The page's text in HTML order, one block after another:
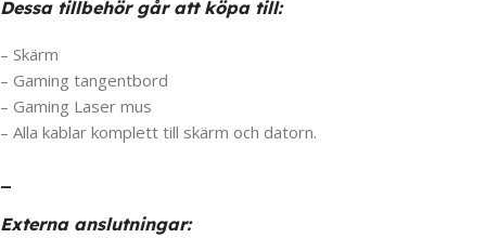
Dessa tillbehör går att köpa till:
– Skärm
– Gaming tangentbord
– Gaming Laser mus
– Alla kablar komplett till skärm och datorn.
Externa anslutningar: